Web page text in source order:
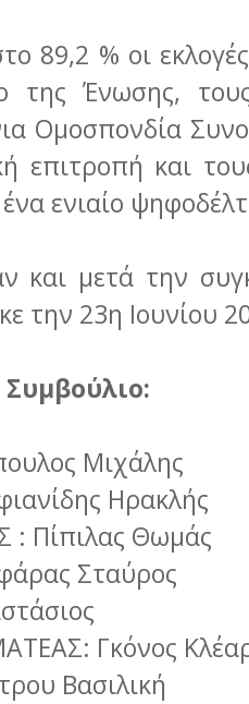
89,2 % οι
της Ένωσης,
Ομοσπονδία
επιτροπή και
ενιαίο
και μετά την
την 23η Ιουνίου
Συμβούλιο:
Μιχάλης
Ηρακλής
: Πίπιλας Θωμάς
Σταύρος
Γκόνος
Βασιλική